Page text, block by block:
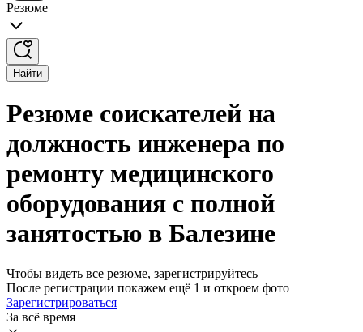
Резюме
Найти
Резюме соискателей на
должность инженера по
ремонту медицинского
оборудования с полной
занятостью в Балезине
Чтобы видеть все резюме, зарегистрируйтесь
После регистрации покажем ещё 1 и откроем фото
Зарегистрироваться
За всё время